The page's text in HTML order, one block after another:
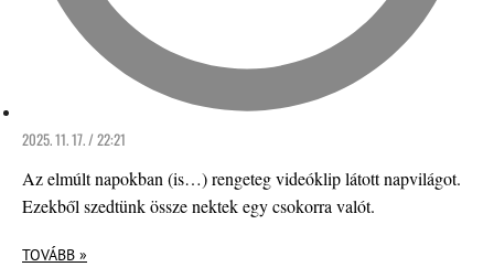
2025. 11. 17. / 22:21
Az elmúlt napokban (is…) rengeteg videóklip látott napvilágot.
Ezekből szedtünk össze nektek egy csokorra valót.
TOVÁBB »